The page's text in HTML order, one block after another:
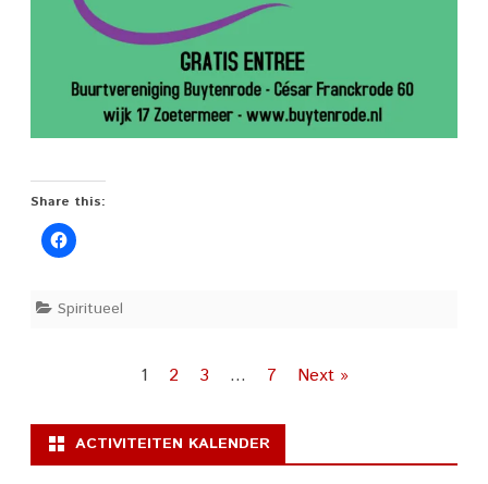
Share this:
Spiritueel
1 2 3 … 7 Next »
ACTIVITEITEN KALENDER